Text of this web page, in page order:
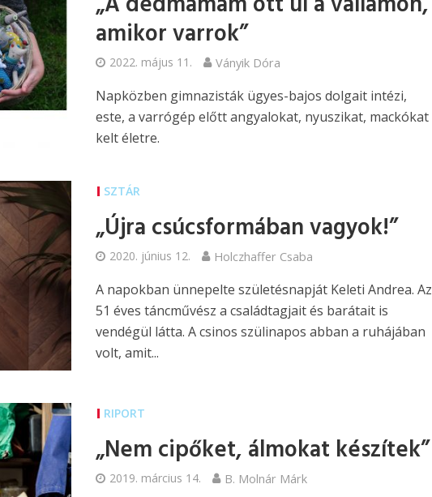
amikor varrok”
2022. május 11. Ványik Dóra
Napközben gimnazisták ügyes-bajos dolgait intézi,
este, a varrógép előtt angyalokat, nyuszikat, mackókat
kelt életre.
SZTÁR
„Újra csúcsformában vagyok!”
2020. június 12. Holczhaffer Csaba
A napokban ünnepelte születésnapját Keleti Andrea. Az
51 éves táncművész a családtagjait és barátait is
vendégül látta. A csinos szülinapos abban a ruhájában
volt, amit...
RIPORT
„Nem cipőket, álmokat készítek”
2019. március 14. B. Molnár Márk